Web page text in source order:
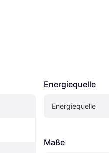
Energiequelle
Energiequelle
Maße